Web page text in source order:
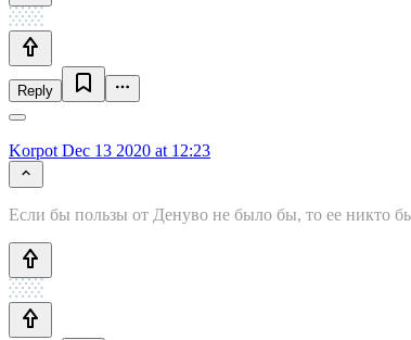
Reply
Korpot Dec 13 2020 at 12:23
Если бы пользы от Денуво не было бы, то ее никто